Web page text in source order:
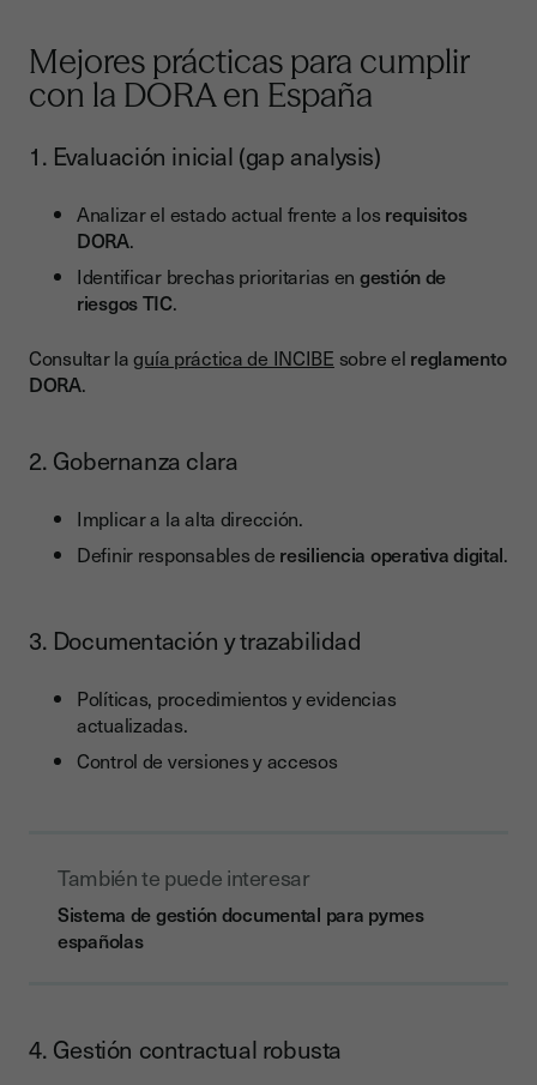
Mejores prácticas para cumplir
con la DORA en España
1. Evaluación inicial (gap analysis)
Analizar el estado actual frente a los requisitos
DORA.
Identificar brechas prioritarias en gestión de
riesgos TIC.
Consultar laguía práctica de INCIBE sobre el reglamento
DORA.
2. Gobernanza clara
Implicar a la alta dirección.
Definir responsables de resiliencia operativa digital.
3. Documentación y trazabilidad
Políticas, procedimientos y evidencias
actualizadas.
Control de versiones y accesos
También te puede interesar
Sistema de gestión documental para pymes
españolas
4. Gestión contractual robusta